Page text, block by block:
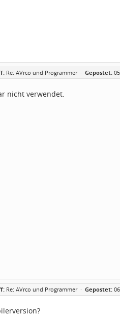
Re: AVrco und Programmer· Gepostet:
nicht verwendet.
Re: AVrco und Programmer· Gepostet: